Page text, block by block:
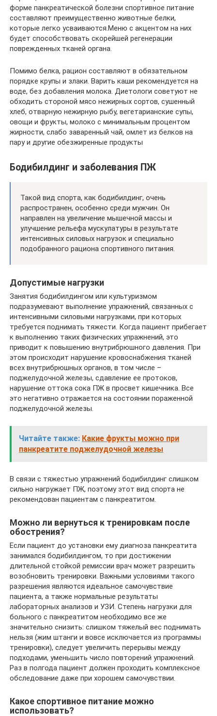
форме панкреатической болезни спортивное питание
составляют преимущественно животные белки,
которые легко усваиваются.Меню с акцентом на них
будет способствовать скорейшей регенерации
поврежденных тканей органа.
Помимо белка, рацион составляют в обязательном
порядке крупы и злаки. Варить каши рекомендуется на
воде, без добавления молока. Диетологи советуют не
обходить стороной мясо нежирных сортов, сушенный
хлеб, отварную нежирную рыбу, вегетарианские супы,
овощи и фрукты, молоко с минимальным процентом
жирности, слабо заваренный чай, омлет из белков на
пару и другие обезжиренные продукты
Бодибилдинг и заболевания ПЖ
Такой вид спорта, как бодибилдинг, очень
распространен, особенно среди мужчин. Он
направлен на увеличение мышечной массы и
улучшение рельефа мускулатуры в результате
интенсивных силовых нагрузок и специально
подобранного рациона спортивного питания.
Допустимые нагрузки
Занятия бодибилдингом или культуризмом
подразумевают выполнение упражнений, связанных с
интенсивными силовыми нагрузками, при которых
требуется поднимать тяжести. Когда пациент прибегает
к выполнению таких физических упражнений, это
приводит к повышению внутрибрюшного давления. При
этом происходит нарушение кровоснабжения тканей
всех внутрибрюшных органов, в том числе –
поджелудочной железы, сдавление ее протоков,
нарушение оттока сока ПЖ в просвет кишечника. Все
это негативно отражается на состоянии пораженной
поджелудочной железы.
Читайте также: Какие фрукты можно при
панкреатите поджелудочной железы
В связи с тяжестью упражнений бодибилдинг слишком
сильно нагружает ПЖ, поэтому этот вид спорта не
рекомендован пациентам с панкреатитом.
Можно ли вернуться к тренировкам после
обострения?
Если пациент до установки ему диагноза панкреатита
занимался бодибилдингом, то при достижении
длительной стойкой ремиссии врач может разрешить
возобновить тренировки. Важными условиями такого
разрешения являются идеальное самочувствие
пациента, а также нормальные результаты
лабораторных анализов и УЗИ. Степень нагрузки для
больного с панкреатитом необходимо все же
значительно снизить: слишком тяжелый вес поднимать
нельзя (жим штанги и вовсе исключается из программы
тренировки), следует увеличить перерывы между
подходами, уменьшить число повторений упражнений.
Раз в полгода пациент должен проходить комплексное
обследование даже при хорошем самочувствии.
Какое спортивное питание можно
использовать?